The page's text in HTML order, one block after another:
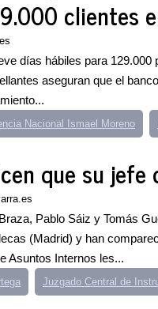
clientes
días hábiles para
aseguran que el
Nacional Ismael Moreno
que su jefe
Pablo Sáiz y Tomás
(Madrid) y han
Asuntos Internos les...
Juzgado Central de